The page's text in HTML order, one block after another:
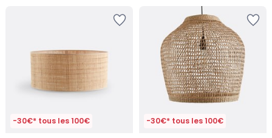
-30€* tous les 100€ -30€* tous les 100€